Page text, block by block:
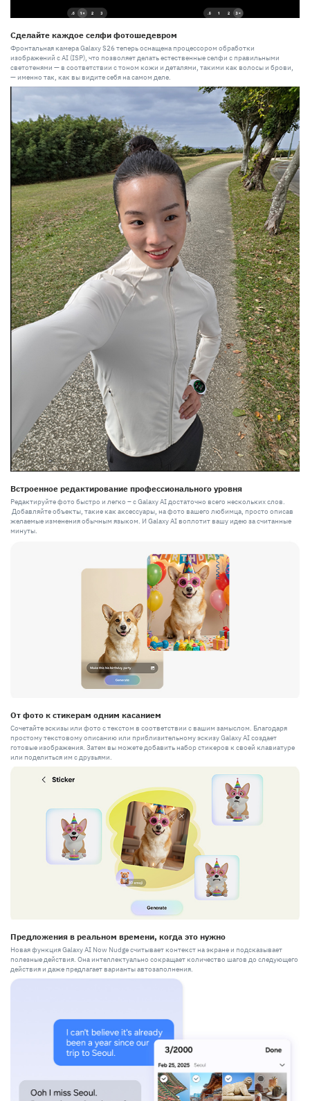
Сделайте каждое селфи фотошедевром
Фронтальная камера Galaxy S26 теперь оснащена процессором обработки
изображений с AI (ISP), что позволяет делать естественные селфи с правильными
светотенями — в соответствии с тоном кожи и деталями, такими как волосы и брови,
— именно так, как вы видите себя на самом деле.
Встроенное редактирование профессионального уровня
Редактируйте фото быстро и легко – с Galaxy AI достаточно всего нескольких слов.
Добавляйте объекты, такие как аксессуары, на фото вашего любимца, просто описав
желаемые изменения обычным языком. И Galaxy AI воплотит вашу идею за считанные
минуты.
От фото к стикерам одним касанием
Сочетайте эскизы или фото с текстом в соответствии с вашим замыслом. Благодаря
простому текстовому описанию или приблизительному эскизу Galaxy AI создает
готовые изображения. Затем вы можете добавить набор стикеров к своей клавиатуре
или поделиться им с друзьями.
Предложения в реальном времени, когда это нужно
Новая функция Galaxy AI Now Nudge считывает контекст на экране и подсказывает
полезные действия. Она интеллектуально сокращает количество шагов до следующего
действия и даже предлагает варианты автозаполнения.